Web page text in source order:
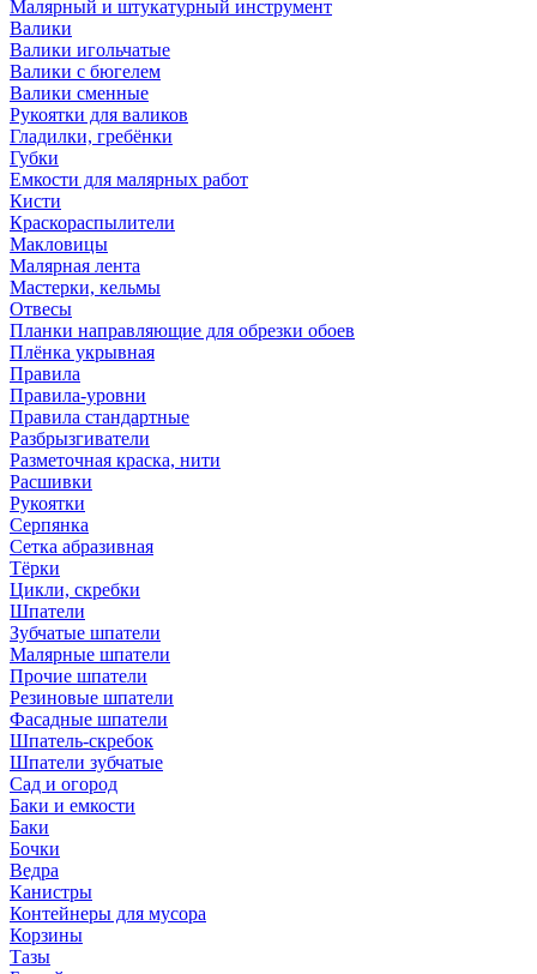
Малярный и штукатурный инструмент
Валики
Валики игольчатые
Валики с бюгелем
Валики сменные
Рукоятки для валиков
Гладилки, гребёнки
Губки
Емкости для малярных работ
Кисти
Краскораспылители
Макловицы
Малярная лента
Мастерки, кельмы
Отвесы
Планки направляющие для обрезки обоев
Плёнка укрывная
Правила
Правила-уровни
Правила стандартные
Разбрызгиватели
Разметочная краска, нити
Расшивки
Рукоятки
Серпянка
Сетка абразивная
Тёрки
Цикли, скребки
Шпатели
Зубчатые шпатели
Малярные шпатели
Прочие шпатели
Резиновые шпатели
Фасадные шпатели
Шпатель-скребок
Шпатели зубчатые
Сад и огород
Баки и емкости
Баки
Бочки
Ведра
Канистры
Контейнеры для мусора
Корзины
Тазы